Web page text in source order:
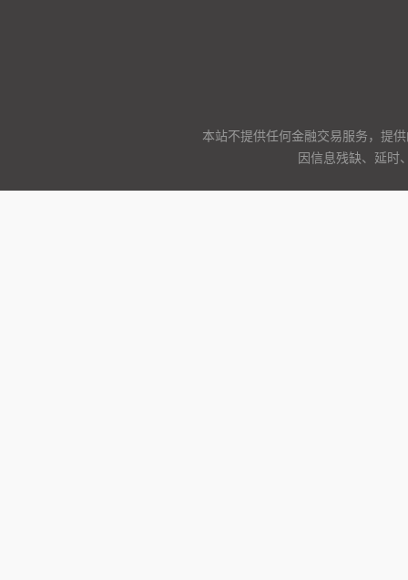
本站不提供任何金融交易服务，提
因信息残缺、延时